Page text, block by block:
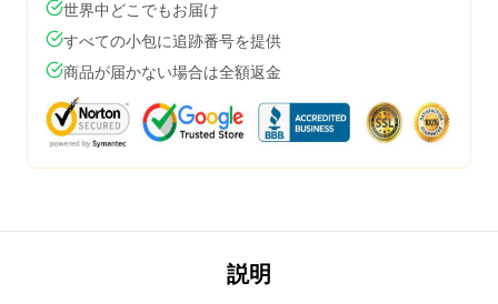
世界中どこでもお届け
すべての小包に追跡番号を提供
商品が届かない場合は全額返金
説明